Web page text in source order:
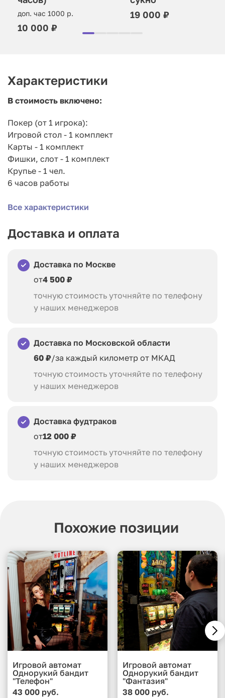
доп. час 1000 р.
10 000 ₽
19 000 ₽
Характеристики
В стоимость включено:
Покер (от 1 игрока):
Игровой стол - 1 комплект
Карты - 1 комплект
Фишки, слот - 1 комплект
Крупье - 1 чел.
6 часов работы
Все характеристики
Доставка и оплата
Доставка по Москве
от4 500 ₽
точную стоимость уточняйте по телефону
у наших менеджеров
Доставка по Московской области
60 ₽/за каждый километр от МКАД
точную стоимость уточняйте по телефону
у наших менеджеров
Доставка фудтраков
от12 000 ₽
точную стоимость уточняйте по телефону
у наших менеджеров
Похожие позиции
Игровой автомат
Однорукий бандит
"Телефон"
43 000 руб.
Игровой автомат
Однорукий бандит
"Фантазия"
38 000 руб.